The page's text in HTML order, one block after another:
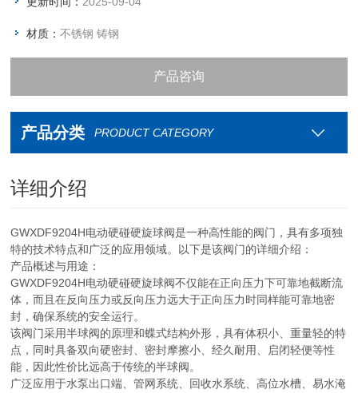
材质：不锈钢 铸钢
产品咨询
资料下载
联系我们
产品分类 PRODUCT CATEGORY
详细介绍
GWXDF9204H电动硬碰硬旋球阀‌是一种高性能的阀门，具有多项独
特的技术特点和广泛的应用领域。以下是该阀门的详细介绍：
‌产品概述与用途‌：
GWXDF9204H电动硬碰硬旋球阀不仅能在正向压力下可靠地截断流
体，而且在反向压力或反向压力远大于正向压力时同样能可靠地密
封，确保系统的安全运行。
该阀门采用半球阀的原理和蝶式结构外形，具有体积小、重量轻的特
点，同时具备双向硬密封、密封摩擦小、经久耐用、启闭轻便等性
能，因此性价比远高于传统的半球阀。
广泛应用于水泵出口端、管网系统、回收水系统、高位水槽、易水淹